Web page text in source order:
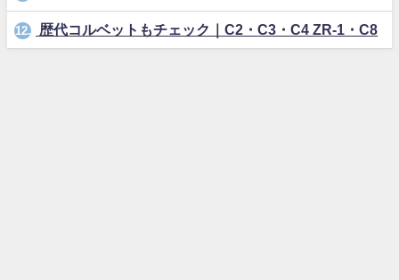
12. 歴代コルベットもチェック｜C2・C3・C4 ZR-1・C8